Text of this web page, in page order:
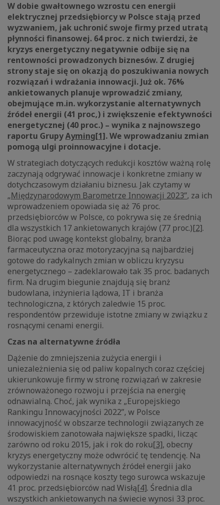
W dobie gwałtownego wzrostu cen energii
elektrycznej przedsiębiorcy w Polsce stają przed
wyzwaniem, jak uchronić swoje firmy przed utratą
płynności finansowej. 64 proc. z nich twierdzi, że
kryzys energetyczny negatywnie odbije się na
rentowności prowadzonych biznesów. Z drugiej
strony staje się on okazją do poszukiwania nowych
rozwiązań i wdrażania innowacji. Już ok. 76%
ankietowanych planuje wprowadzić zmiany,
obejmujące m.in. wykorzystanie alternatywnych
źródeł energii (41 proc,) i zwiększenie efektywności
energetycznej (40 proc.) – wynika z najnowszego
raportu GrupyAyming[1]. We wprowadzaniu zmian
pomogą ulgi proinnowacyjne i dotacje.
W strategiach dotyczących redukcji kosztów ważną rolę
zaczynają odgrywać innowacje i konkretne zmiany w
dotychczasowym działaniu biznesu. Jak czytamy w
„Międzynarodowym Barometrze Innowacji 2023”, za ich
wprowadzeniem opowiada się aż 76 proc.
przedsiębiorców w Polsce, co pokrywa się ze średnią
dla wszystkich 17 ankietowanych krajów (77 proc.)[2].
Biorąc pod uwagę kontekst globalny, branża
farmaceutyczna oraz motoryzacyjna są najbardziej
gotowe do radykalnych zmian w obliczu kryzysu
energetycznego – zadeklarowało tak 35 proc. badanych
firm. Na drugim biegunie znajdują się branż
budowlana, inżynieria lądowa, IT i branża
technologiczna, z których zaledwie 15 proc.
respondentów przewiduje istotne zmiany w związku z
rosnącymi cenami energii.
Czas na alternatywne źródła
Dążenie do zmniejszenia zużycia energii i
uniezależnienia się od paliw kopalnych coraz częściej
ukierunkowuje firmy w stronę rozwiązań w zakresie
zrównoważonego rozwoju i przejścia na energię
odnawialną. Choć, jak wynika z „Europejskiego
Rankingu Innowacyjności 2022”, w Polsce
innowacyjność w obszarze technologii związanych ze
środowiskiem zanotowała największe spadki, licząc
zarówno od roku 2015, jak i rok do roku[3], obecny
kryzys energetyczny może odwrócić tę tendencję. Na
wykorzystanie alternatywnych źródeł energii jako
odpowiedzi na rosnące koszty tego surowca wskazuje
41 proc. przedsiębiorców nad Wisłą[4]. Średnia dla
wszystkich ankietowanych na świecie wynosi 33 proc.